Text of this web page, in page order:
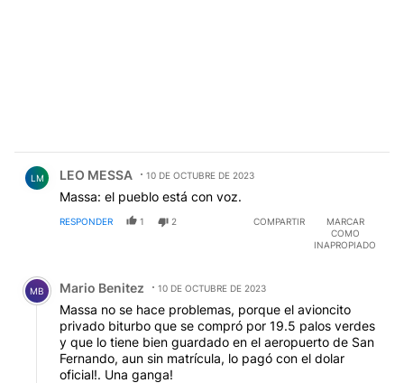
LM LEO MESSA 10 DE OCTUBRE DE 2023
Massa: el pueblo está con voz.
RESPONDER 1 2 COMPARTIR
MARCAR
COMO
INAPROPIADO
Comentario de Mario Benitez.
MB Mario Benitez 10 DE OCTUBRE DE 2023
Massa no se hace problemas, porque el avioncito
privado biturbo que se compró por 19.5 palos verdes
y que lo tiene bien guardado en el aeropuerto de San
Fernando, aun sin matrícula, lo pagó con el dolar
oficial!. Una ganga!